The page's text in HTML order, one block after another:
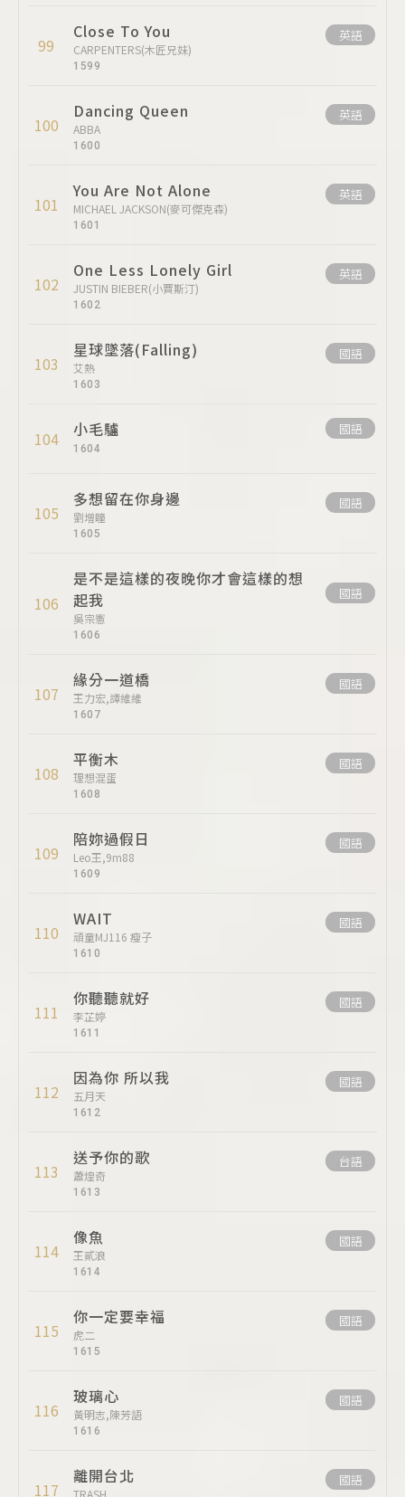
99
Close To You
CARPENTERS(木匠兄妹)
1599
英語
100
Dancing Queen
ABBA
1600
英語
101
You Are Not Alone
MICHAEL JACKSON(麥可傑克森)
1601
英語
102
One Less Lonely Girl
JUSTIN BIEBER(小賈斯汀)
1602
英語
103
星球墜落(Falling)
艾熱
1603
國語
104 小毛驢
1604
國語
105
多想留在你身邊
劉增瞳
1605
國語
106
是不是這樣的夜晚你才會這樣的想
起我
吳宗憲
1606
國語
107
緣分一道橋
王力宏,譚維維
1607
國語
108
平衡木
理想混蛋
1608
國語
109
陪妳過假日
Leo王,9m88
1609
國語
110
WAIT
頑童MJ116 瘦子
1610
國語
111
你聽聽就好
李芷婷
1611
國語
112
因為你 所以我
五月天
1612
國語
113
送予你的歌
蕭煌奇
1613
台語
114
像魚
王貳浪
1614
國語
115
你一定要幸福
虎二
1615
國語
116
玻璃心
黃明志,陳芳語
1616
國語
117
離開台北
TRASH
國語